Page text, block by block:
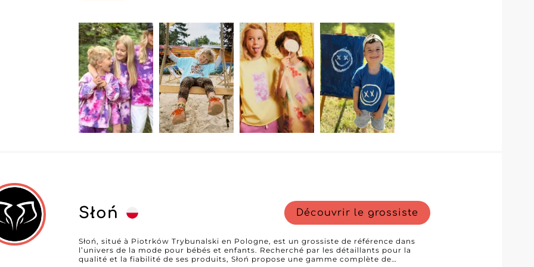
finition impeccable, assurant à vos clients finaux style et confort tout au long de
l'année. Rejoindre notre plateforme, c'est opter pour une collaboration enrichissante
avec Mini Kid S A, où chaque transaction est synonyme de valeur ajoutée. En
choisissant Mini Kid S A comme fournisseur, vous bénéficiez non seulement de
vêtements de haute qualité, mais aussi d'un support commercial inégalé, rendant
votre approche du marché des vêtements pour enfants non seulement efficace,
mais également inspirante. Misez sur Mini Kid S A et laissez votre entreprise
prospérer avec une collection qui séduit instantanément les détaillants et leurs
clients.
Słoń Découvrir le grossiste
Słoń, situé à Piotrków Trybunalski en Pologne, est un grossiste de référence dans
l’univers de la mode pour bébés et enfants. Recherché par les détaillants pour la
qualité et la fiabilité de ses produits, Słoń propose une gamme complète de